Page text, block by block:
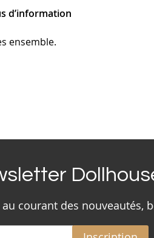
ensemble.
d’information
courant des nouveautés,